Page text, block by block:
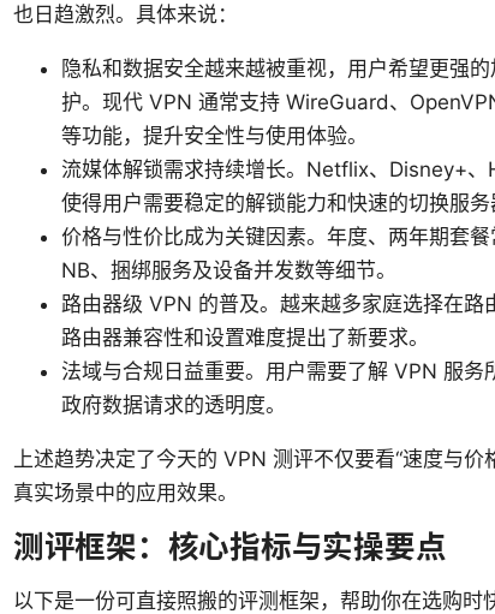
也日趋激烈。具体来说：
隐私和数据安全越来越被重视，用户希望更强
护。现代 VPN 通常支持 WireGuard、
等功能，提升安全性与使用体验。
流媒体解锁需求持续增长。Netflix、Disney+、
使得用户需要稳定的解锁能力和快速的切换服务
价格与性价比成为关键因素。年度、两年期套
NB、捆绑服务及设备并发数等细节。
路由器级 VPN 的普及。越来越多家庭选择在
路由器兼容性和设置难度提出了新要求。
法域与合规日益重要。用户需要了解 VPN 服
政府数据请求的透明度。
上述趋势决定了今天的 VPN 测评不仅要看“速度与
真实场景中的应用效果。
测评框架：核心指标与实操要点
以下是一份可直接照搬的评测框架，帮助你在选购时